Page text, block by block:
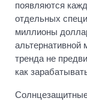
появляются
отдельных
миллионы
тренда не
как